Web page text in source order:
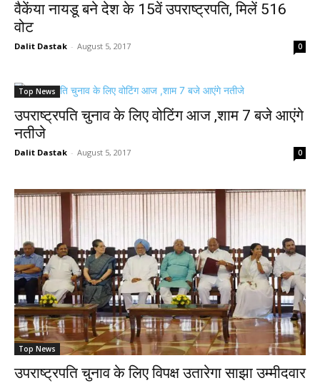
वैकेंया नायडू बने देश के 15वें उपराष्ट्रपति, मिलें 516
वोट
Dalit Dastak - August 5, 2017 0
Top News
उपराष्ट्रपति चुनाव के लिए वोटिंग आज ,शाम 7 बजे आएंगे
नतीजे
Dalit Dastak - August 5, 2017 0
Top News
उपराष्ट्रपति चुनाव के लिए विपक्ष उतारेगा साझा उम्मीदवार